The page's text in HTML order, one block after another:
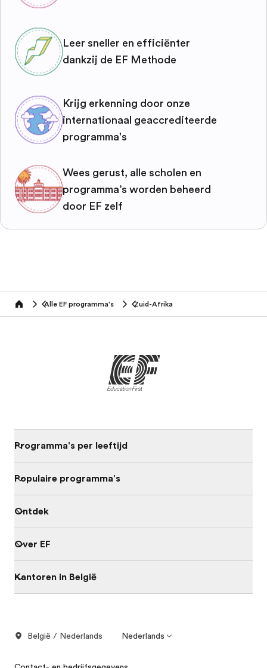
Leer sneller en efficiënter
dankzij de EF Methode
Krijg erkenning door onze
internationaal geaccrediteerde
programma's
Wees gerust, alle scholen en
programma’s worden beheerd
door EF zelf
home Alle EF programma's Zuid-Afrika
Programma's per leeftijd
Populaire programma's
Ontdek
Over EF
Kantoren in België
België / Nederlands Nederlands